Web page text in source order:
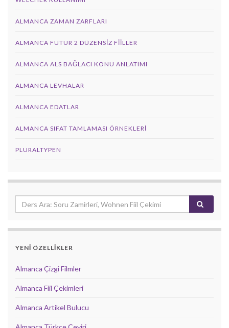
ALMANCA ZAMAN ZARFLARI
ALMANCA FUTUR 2 DÜZENSIZ FIILLER
ALMANCA ALS BAĞLACI KONU ANLATIMI
ALMANCA LEVHALAR
ALMANCA EDATLAR
ALMANCA SIFAT TAMLAMASI ÖRNEKLERI
PLURALTYPEN
YENİ ÖZELLİKLER
Almanca Çizgi Filmler
Almanca Fiil Çekimleri
Almanca Artikel Bulucu